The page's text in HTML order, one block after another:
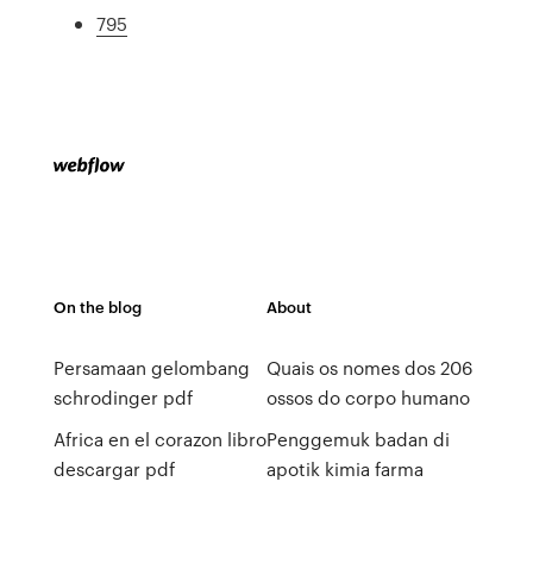
795
On the blog
Persamaan gelombang
schrodinger pdf
Africa en el corazon libro
descargar pdf
About
Quais os nomes dos 206
ossos do corpo humano
Penggemuk badan di
apotik kimia farma